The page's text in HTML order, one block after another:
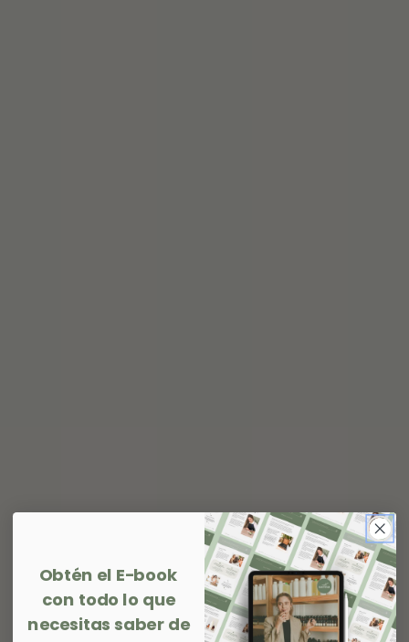
Obtén el E-book
con todo lo que
necesitas saber de